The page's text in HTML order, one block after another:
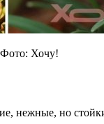
Фото: Хочу!
нежные, но